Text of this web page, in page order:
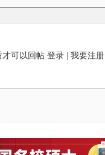
才可以回帖 登录| 我要注册